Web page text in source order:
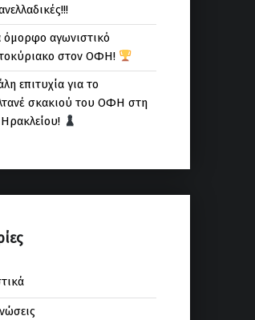
όμορφο αγωνιστικό
στον ΟΦΗ!
επιτυχία για το
σκακιού του ΟΦΗ στη
Ηρακλείου!